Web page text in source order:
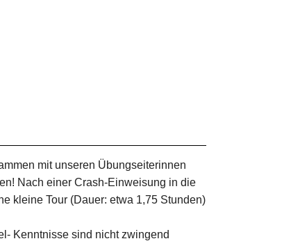
mit unseren Übungseiterinnen
Nach einer Crash-Einweisung in die
kleine Tour (Dauer: etwa 1,75 Stunden)
Kenntnisse sind nicht zwingend